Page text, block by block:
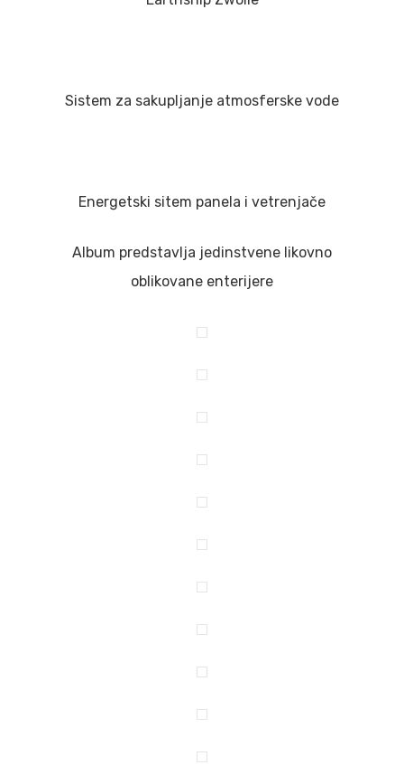
Sistem za sakupljanje atmosferske vode
Energetski sitem panela i vetrenjače
Album predstavlja jedinstvene likovno
oblikovane enterijere